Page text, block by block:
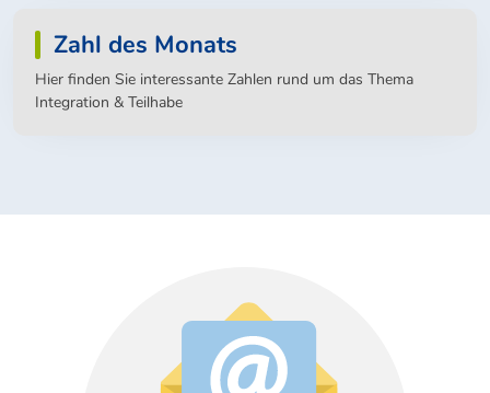
Zahl des Monats
Hier finden Sie interessante Zahlen rund um das Thema
Integration & Teilhabe